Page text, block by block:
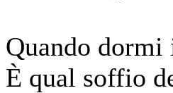
Quando
È qual soffio